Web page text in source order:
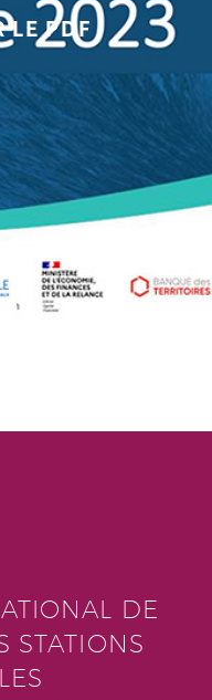
LE PDF
DE
STATIONS